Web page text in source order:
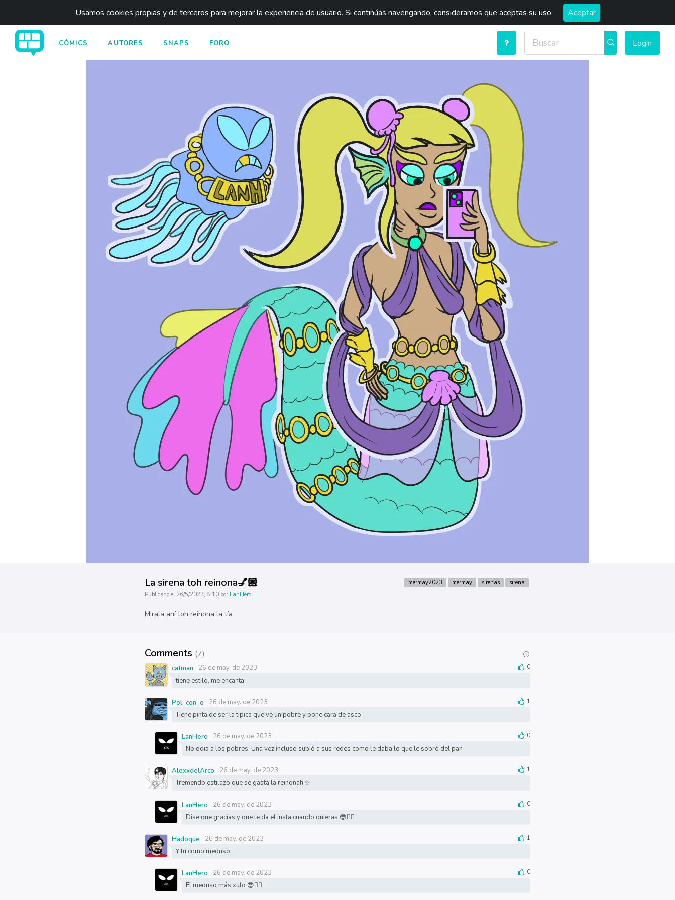
Usamos cookies propias y de terceros para mejorar la experiencia de usuario. Si continúas navengando, consideramos que aceptas su uso. Aceptar
CÓMICS AUTORES SNAPS FORO Login
La sirena toh reinona💅🏼
Publicado el 26/5/2023, 8:10 por LanHero
sirena
sirenas
mermay
mermay2023
Mirala ahí toh reinona la tía
Comments (7)
catman 26 de may. de 2023 0
tiene estilo, me encanta
Pol_con_o 26 de may. de 2023 1
Tiene pinta de ser la tipica que ve un pobre y pone cara de asco.
LanHero 26 de may. de 2023 0
No odia a los pobres. Una vez incluso subió a sus redes como le daba lo que le sobró del pan
AlexxdelArco 26 de may. de 2023 1
Tremendo estilazo que se gasta la reinonah ✨
LanHero 26 de may. de 2023 0
Dise que gracias y que te da el insta cuando quieras 😎👍🏼
Hadoque 26 de may. de 2023 1
Y tú como meduso.
LanHero 26 de may. de 2023 0
El meduso más xulo 😎👍🏼